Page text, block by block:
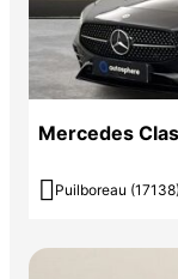
Mercedes
 Puilboreau (17138)